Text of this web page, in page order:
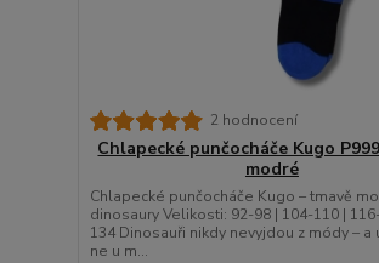
2 hodnocení
Chlapecké punčocháče Kugo
modré
Chlapecké punčocháče Kugo – tmavě
dinosaury Velikosti: 92-98 | 104-110 |
134 Dinosauři nikdy nevyjdou z módy – a
ne u m...